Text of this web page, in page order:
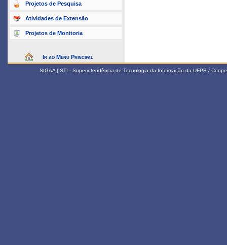
Projetos de Pesquisa
Atividades de Extensão
Projetos de Monitoria
Ir ao Menu Principal
SIGAA | STI - Superintendência de Tecnologia da Informação da UFPB /